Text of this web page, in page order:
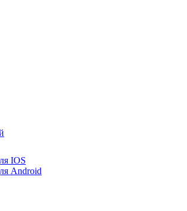
IOS
Android